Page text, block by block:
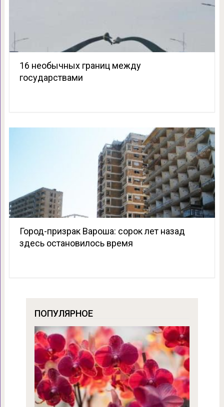
16 необычных границ между
государствами
Город-призрак Вароша: сорок лет назад
здесь остановилось время
ПОПУЛЯРНОЕ